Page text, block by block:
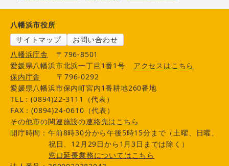
八幡浜市役所
サイトマップ
お問い合わせ
八幡浜庁舎
〒796-8501
愛媛県八幡浜市北浜一丁目1番1号
アクセスはこちら
保内庁舎
〒796-0292
愛媛県八幡浜市保内町宮内1番耕地260番地
TEL：(0894)22-3111（代表）
FAX：(0894)24-0610（代表）
その他市の関連施設の連絡先はこちら
開庁時間：午前8時30分から午後5時15分まで（土曜、日曜、
祝日、12月29日から1月3日までは除く）
窓口延長業務についてはこちら